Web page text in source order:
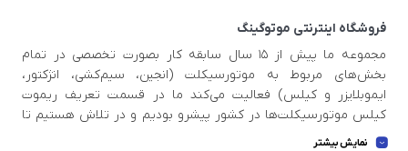
فروشگاه اینترنتی موتوگینگ
مجموعه ما پیش از ۱۵ سال سابقه کار بصورت تخصصی در تمام
بخش‌های مربوط به موتورسیکلت (انجین، سیم‌کشی، انژکتور،
ایموبلایزر و کیلس) فعالیت می‌کند ما در قسمت تعریف ریموت
کیلس موتورسیکلت‌ها در کشور پیشرو بودیم و در تلاش هستیم تا
اطلاعات بروزی در دست داشته باشید تا بتوانیم خدمات استاندار و
نمایش بیشتر